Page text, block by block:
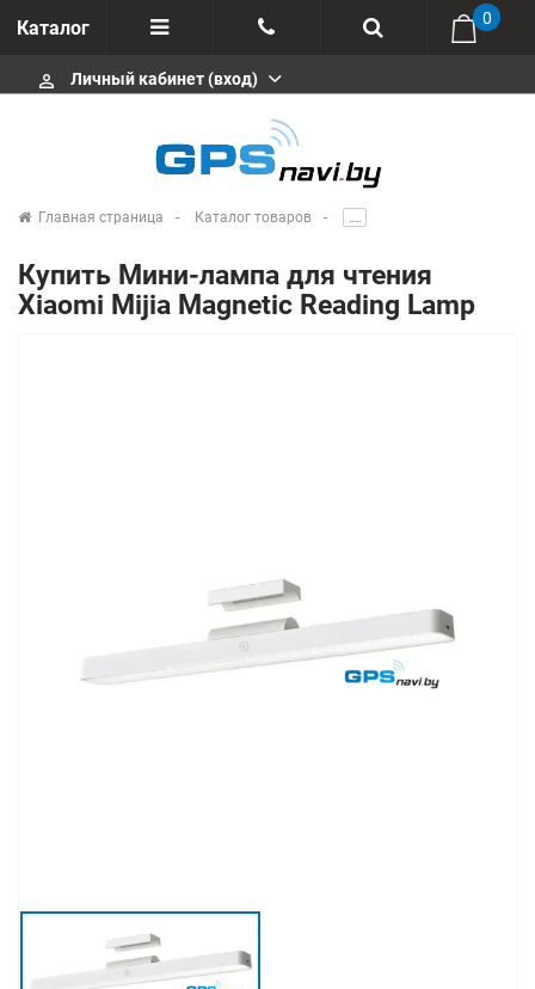
Каталог
Отзывы
+375 291646666
msa333
info@gpsnavi.by
0
perm_identity Личный кабинет (вход)
Главная страница Каталог товаров .....
Купить Мини-лампа для чтения
Xiaomi Mijia Magnetic Reading Lamp